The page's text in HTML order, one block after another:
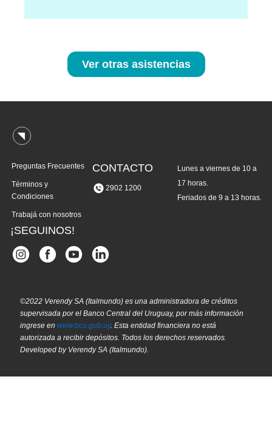
Ver otras asistencias
Preguntas Frecuentes
Términos y
Condiciones
Trabajá con nosotros
CONTACTO
2902 1200
Lunes a viernes de 10 a
17 horas.
Feriados de 9 a 13 horas.
¡SEGUINOS!
©2022 Verendy SA (Italmundo) es una administradora de créditos
supervisada por el Banco Central del Uruguay, por más información
ingrese en www.bcu.gub.uy. Esta entidad financiera no está
autorizada a recibir depósitos. Todos los derechos reservados.
Developed by Verendy SA (Italmundo).